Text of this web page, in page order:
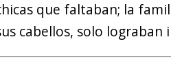
que faltaban; la
cabellos, solo lograban